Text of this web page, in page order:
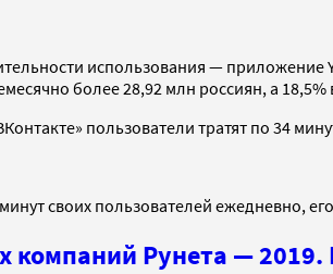
использования —
более 28,92 млн россиян, а
пользователи тратят по 34
своих пользователей ежедневно,
компаний Рунета — 2019.